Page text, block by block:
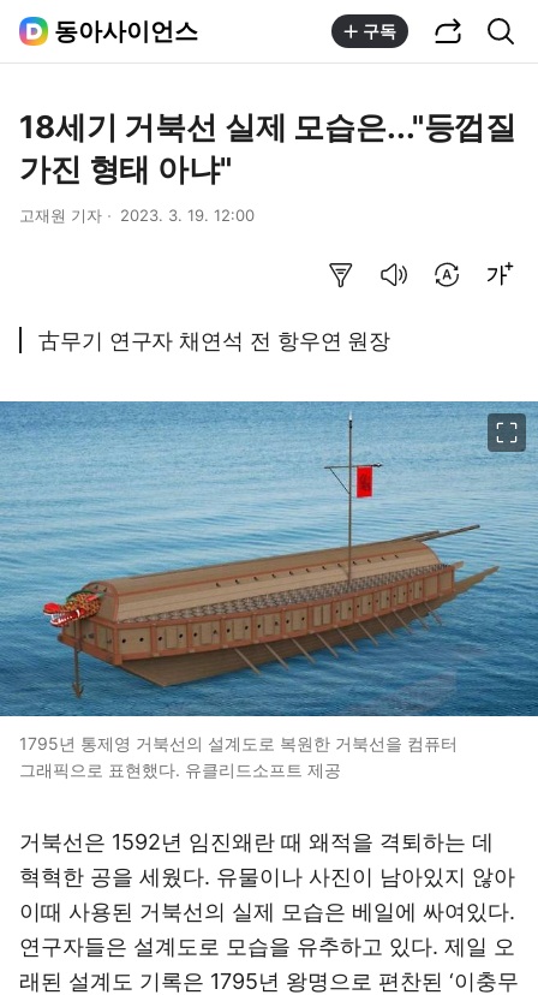
동아사이언스 구독
18세기 거북선 실제 모습은..."등껍질
가진 형태 아냐"
고재원 기자 2023. 3. 19. 12:00
古무기 연구자 채연석 전 항우연 원장
1795년 통제영 거북선의 설계도로 복원한 거북선을 컴퓨터
그래픽으로 표현했다. 유클리드소프트 제공
거북선은 1592년 임진왜란 때 왜적을 격퇴하는 데
혁혁한 공을 세웠다. 유물이나 사진이 남아있지 않아
이때 사용된 거북선의 실제 모습은 베일에 싸여있다.
연구자들은 설계도로 모습을 유추하고 있다. 제일 오
래된 설계도 기록은 1795년 왕명으로 편찬된 ‘이충무